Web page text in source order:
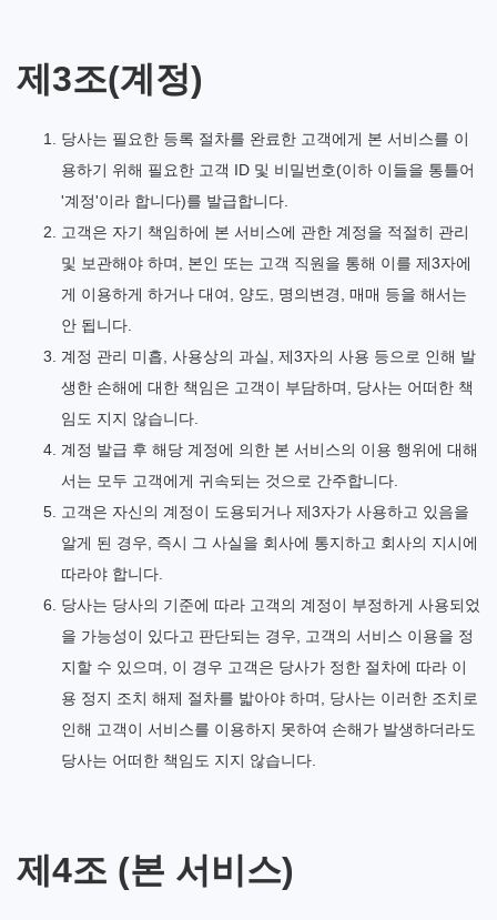
제3조(계정)
당사는 필요한 등록 절차를 완료한 고객에게 본 서비스를 이
용하기 위해 필요한 고객 ID 및 비밀번호(이하 이들을 통틀어
'계정'이라 합니다)를 발급합니다.
고객은 자기 책임하에 본 서비스에 관한 계정을 적절히 관리
및 보관해야 하며, 본인 또는 고객 직원을 통해 이를 제3자에
게 이용하게 하거나 대여, 양도, 명의변경, 매매 등을 해서는
안 됩니다.
계정 관리 미흡, 사용상의 과실, 제3자의 사용 등으로 인해 발
생한 손해에 대한 책임은 고객이 부담하며, 당사는 어떠한 책
임도 지지 않습니다.
계정 발급 후 해당 계정에 의한 본 서비스의 이용 행위에 대해
서는 모두 고객에게 귀속되는 것으로 간주합니다.
고객은 자신의 계정이 도용되거나 제3자가 사용하고 있음을
알게 된 경우, 즉시 그 사실을 회사에 통지하고 회사의 지시에
따라야 합니다.
당사는 당사의 기준에 따라 고객의 계정이 부정하게 사용되었
을 가능성이 있다고 판단되는 경우, 고객의 서비스 이용을 정
지할 수 있으며, 이 경우 고객은 당사가 정한 절차에 따라 이
용 정지 조치 해제 절차를 밟아야 하며, 당사는 이러한 조치로
인해 고객이 서비스를 이용하지 못하여 손해가 발생하더라도
당사는 어떠한 책임도 지지 않습니다.
제4조 (본 서비스)